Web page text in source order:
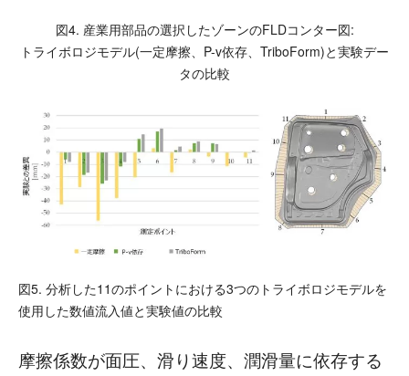
図4. 産業用部品の選択したゾーンのFLDコンター図:
トライボロジモデル(一定摩擦、P-v依存、TriboForm)と実験デー
タの比較
図5. 分析した11のポイントにおける3つのトライボロジモデルを
使用した数値流入値と実験値の比較
摩擦係数が面圧、滑り速度、潤滑量に依存する